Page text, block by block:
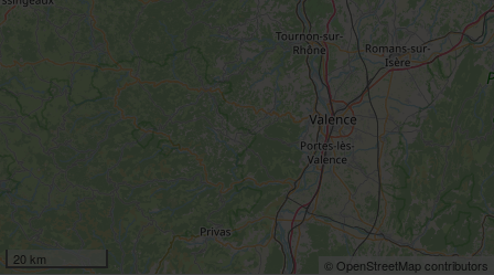
20 km © OpenStreetMap contributors